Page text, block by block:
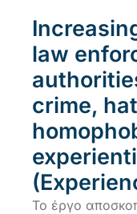
law
crime,
Το έργο